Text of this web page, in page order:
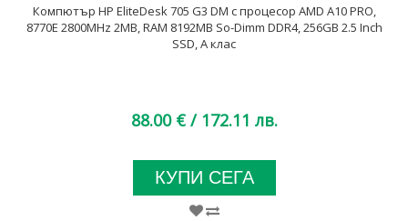
Компютър HP EliteDesk 705 G3 DM с процесор AMD A10 PRO,
8770E 2800MHz 2MB, RAM 8192MB So-Dimm DDR4, 256GB 2.5 Inch
SSD, A клас
88.00 € / 172.11 лв.
КУПИ СЕГА